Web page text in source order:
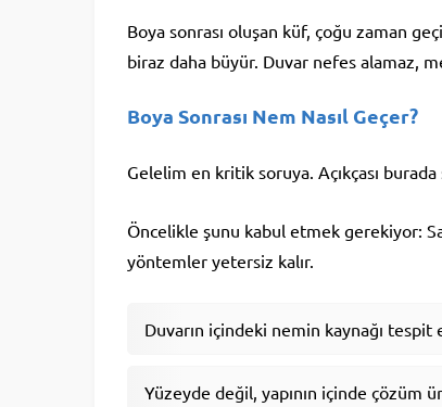
Boya sonrası oluşan küf, çoğu zaman
biraz daha büyür. Duvar nefes alamaz,
Boya Sonrası Nem Nasıl Geçer?
Gelelim en kritik soruya. Açıkçası
Öncelikle şunu kabul etmek gerekiyor:
yöntemler yetersiz kalır.
Duvarın içindeki nemin kaynağı tespit
Yüzeyde değil, yapının içinde çözüm